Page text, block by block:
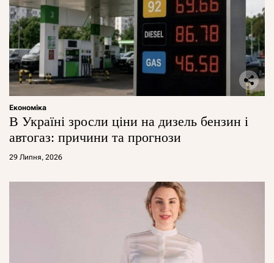
Економіка
В Україні зросли ціни на дизель бензин і
автогаз: причини та прогнози
29 Липня, 2026